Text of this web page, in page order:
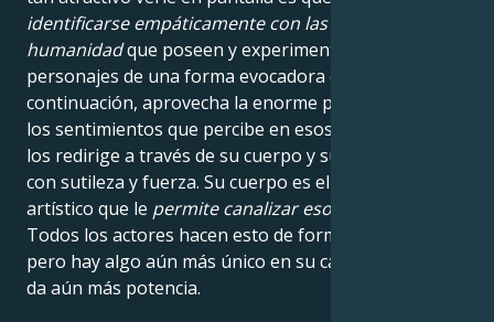
identificarse empáticamente con las luchas y la
humanidadque poseen y experimentan sus
personajes de una forma evocadora e impactante. A
continuación, aprovecha la enorme profundidad de
los sentimientos que percibe en esos momentos y
los redirige a través de su cuerpo y sus expresiones
con sutileza y fuerza. Su cuerpo es el vehículo
artístico que le permite canalizar esos personajes
Todos los actores hacen esto de forma inherente,
pero hay algo aún más único en su carta natal que le
da aún más potencia.